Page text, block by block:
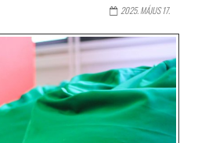
2025. MÁJUS 17.